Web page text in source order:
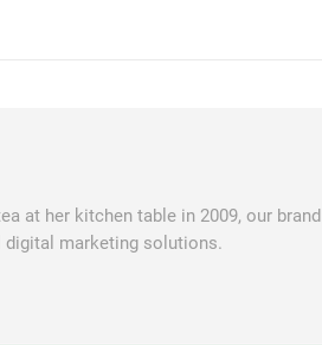
at her kitchen table in 2009, our brand
marketing solutions.